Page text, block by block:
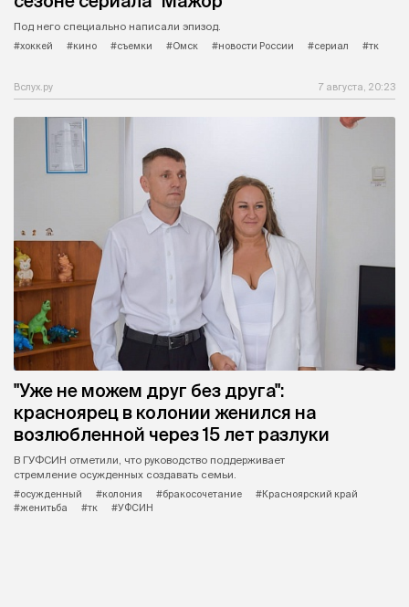
Под него специально написали эпизод.
#хоккей
#кино #съемки #Омск #новости России #сериал #тк
Вслух.ру 7 августа, 20:23
"Уже не можем друг без друга":
красноярец в колонии женился на
возлюбленной через 15 лет разлуки
В ГУФСИН отметили, что руководство поддерживает
стремление осужденных создавать семьи.
#осужденный
#колония #бракосочетание
#Красноярский край
#женитьба
#тк #УФСИН